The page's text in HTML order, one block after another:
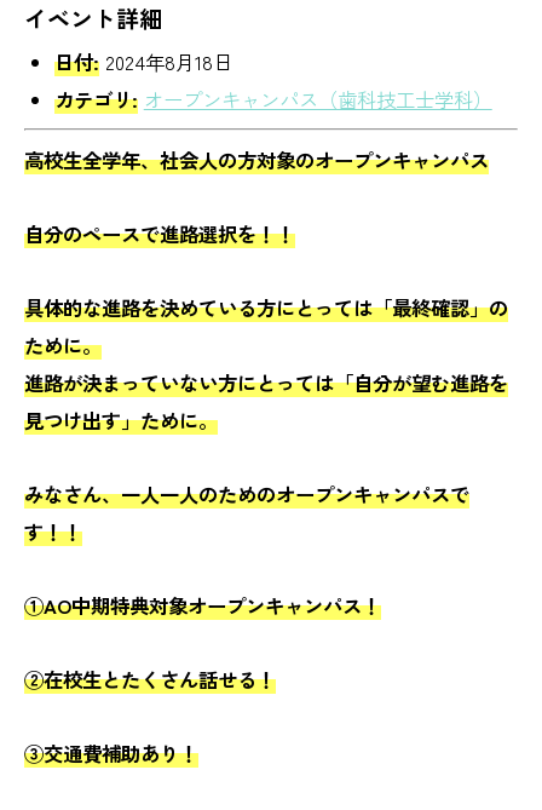
イベント詳細
日付: 2024年8月18日
カテゴリ: オープンキャンパス（歯科技工士学科）
高校生全学年、社会人の方対象のオープンキャンパス
自分のペースで進路選択を！！
具体的な進路を決めている方にとっては「最終確認」の
ために。
進路が決まっていない方にとっては「自分が望む進路を
見つけ出す」ために。
みなさん、一人一人のためのオープンキャンパスで
す！！
①AO中期特典対象オープンキャンパス！
②在校生とたくさん話せる！
③交通費補助あり！